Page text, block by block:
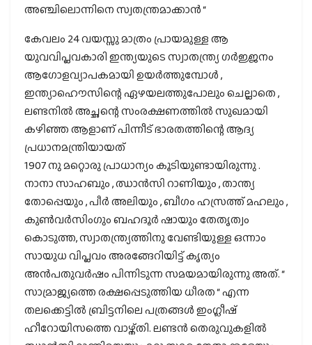
അഞ്ചിലൊന്നിനെ സ്വതന്ത്രമാക്കാന്‍ “
കേവലം 24 വയസ്സു മാത്രം പ്രായമുള്ള ആ
യുവവിപ്ലവകാരി ഇന്ത്യയുടെ സ്വാതന്ത്ര്യ ഗര്‍ജ്ജനം
ആഗോളവ്യാപകമായി ഉയര്‍ത്തുമ്പോള്‍ ,
ഇന്ത്യാഹൌസിന്റെ ഏഴയലത്തുപോലും ചെല്ലാതെ ,
ലണ്ടനില്‍ അച്ഛന്റെ സംരക്ഷണത്തില്‍ സുഖമായി
കഴിഞ്ഞ ആളാണ് പിന്നീട് ഭാരതത്തിന്റെ ആദ്യ
പ്രധാനമന്ത്രിയായത്
1907 നു മറ്റൊരു പ്രാധാന്യം കൂടിയുണ്ടായിരുന്നു .
നാനാ സാഹബും , ഝാന്‍സി റാണിയും , താന്ത്യ
തോപ്പെയും , പീര്‍ അലിയും , ബീഗം ഹസ്രത്ത് മഹലും ,
കുൺവർസിംഗും ബഹദൂര്‍ ഷായും തേതൃത്വം
കൊടുത്ത, സ്വാതന്ത്ര്യത്തിനു വേണ്ടിയുള്ള ഒന്നാം
സായുധ വിപ്ലവം അരങ്ങേറിയിട്ട് കൃത്യം
അന്‍പതുവര്‍ഷം പിന്നിടുന്ന സമയമായിരുന്നു അത്. “
സാമ്രാജ്യത്തെ രക്ഷപ്പെടുത്തിയ ധീരത “ എന്ന
തലക്കെട്ടില്‍ ബ്രിട്ടനിലെ പത്രങ്ങള്‍ ഇംഗ്ലീഷ്
ഹീറോയിസത്തെ വാഴ്ത്തി. ലണ്ടന്‍ തെരുവുകളില്‍